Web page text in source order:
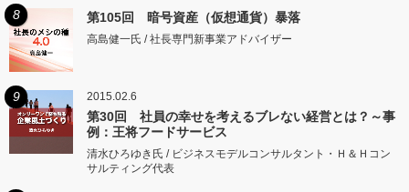
8 第105回 暗号資産（仮想通貨）暴落
高島健一氏 / 社長専門新事業アドバイザー
9 2015.02.6
第30回 社員の幸せを考えるブレない経営とは？～事
例：王将フードサービス
清水ひろゆき氏 / ビジネスモデルコンサルタント・Ｈ＆Ｈコン
サルティング代表